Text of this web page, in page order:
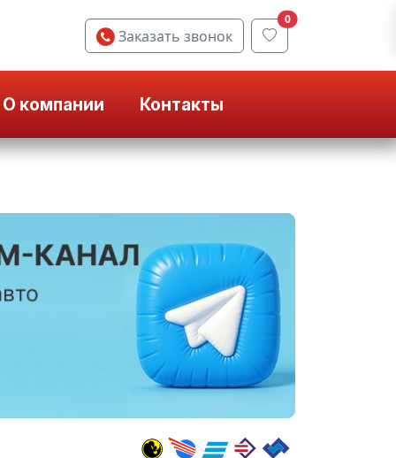
Заказать звонок
0
О компании Контакты